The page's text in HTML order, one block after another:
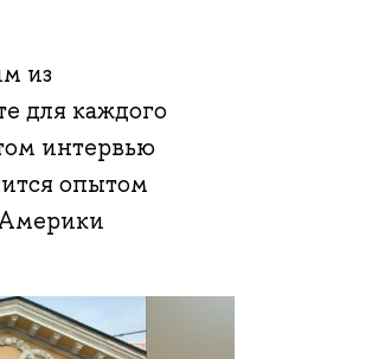
из
для каждого
интервью
опытом